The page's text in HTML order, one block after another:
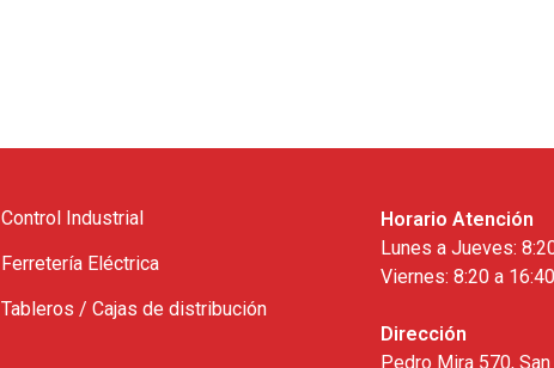
Control Industrial
Ferretería Eléctrica
Tableros / Cajas de distribución
Horario Atención
Lunes a Jueves:
Viernes: 8:20 a 16:40
Dirección
Pedro Mira 570,